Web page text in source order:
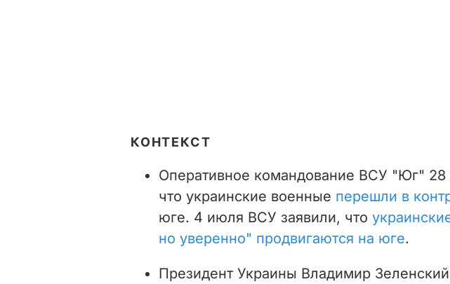
КОНТЕКСТ
Оперативное командование ВСУ "Юг"
что украинские военные перешли в
юге. 4 июля ВСУ заявили, что
но уверенно" продвигаются на юге.
Президент Украины Владимир Зеленский